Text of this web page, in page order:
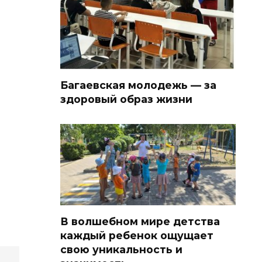
Багаевская молодежь — за
здоровый образ жизни
В волшебном мире детства
каждый ребенок ощущает
свою уникальность и